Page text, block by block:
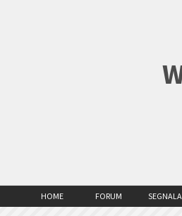
HOME FORUM SEGNALA